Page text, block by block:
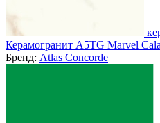
Керамогранит A5TG Marvel
Бренд: Atlas Concorde